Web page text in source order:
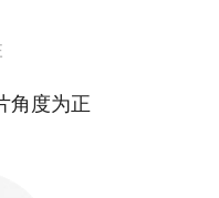
角度为正